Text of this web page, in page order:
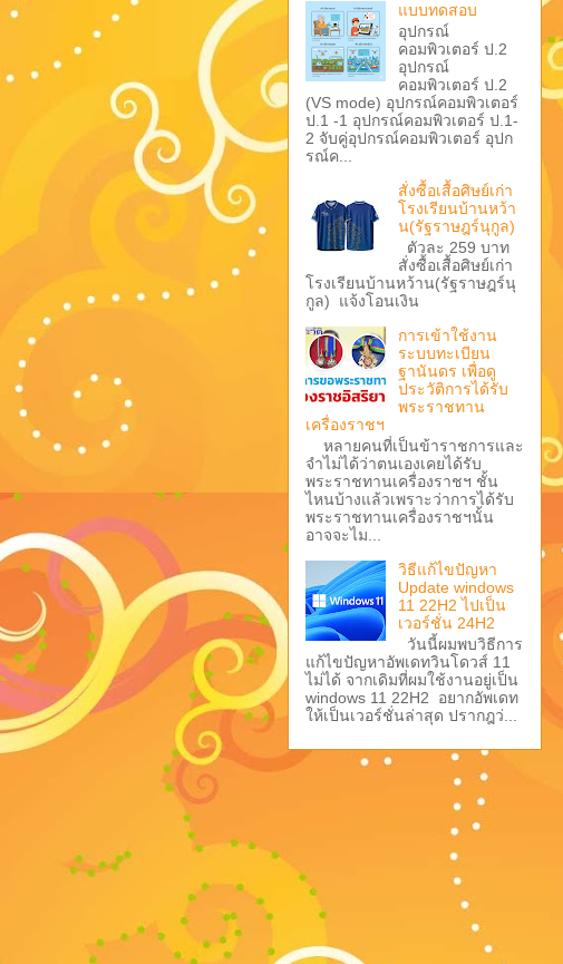
แบบทดสอบ
อุปกรณ์
คอมพิวเตอร์ ป.2
อุปกรณ์
คอมพิวเตอร์ ป.2
(VS mode) อุปกรณ์คอมพิวเตอร์
ป.1 -1 อุปกรณ์คอมพิวเตอร์ ป.1-
2 จับคู่อุปกรณ์คอมพิวเตอร์ อุปก
รณ์ค...
สั่งซื้อเสื้อศิษย์เก่า
โรงเรียนบ้านหว้า
น(รัฐราษฎร์นุกูล)
ตัวละ 259 บาท
สั่งซื้อเสื้อศิษย์เก่า
โรงเรียนบ้านหว้าน(รัฐราษฎร์นุ
กูล) แจ้งโอนเงิน
การเข้าใช้งาน
ระบบทะเบียน
ฐานันดร เพื่อดู
ประวัติการได้รับ
พระราชทาน
เครื่องราชฯ
หลายคนที่เป็นข้าราชการและ
จำไม่ได้ว่าตนเองเคยได้รับ
พระราชทานเครื่องราชฯ ชั้น
ไหนบ้างแล้วเพราะว่าการได้รับ
พระราชทานเครื่องราชฯนั้น
อาจจะไม...
วิธีแก้ไขปัญหา
Update windows
11 22H2 ไปเป็น
เวอร์ชั่น 24H2
วันนี้ผมพบวิธีการ
แก้ไขปัญหาอัพเดทวินโดวส์ 11
ไม่ได้ จากเดิมที่ผมใช้งานอยู่เป็น
windows 11 22H2 อยากอัพเดท
ให้เป็นเวอร์ชั่นล่าสุด ปรากฎว่...